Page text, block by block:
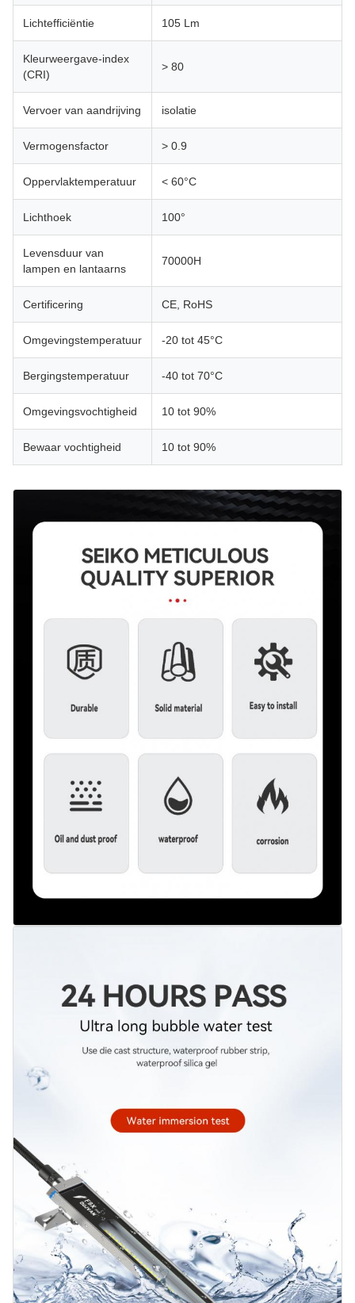
Lichtefficiëntie 105 Lm
Kleurweergave-index
(CRI)
> 80
Vervoer van aandrijving isolatie
Vermogensfactor > 0.9
Oppervlaktemperatuur < 60°C
Lichthoek 100°
Levensduur van
lampen en lantaarns
70000H
Certificering CE, RoHS
Omgevingstemperatuur -20 tot 45°C
Bergingstemperatuur -40 tot 70°C
Omgevingsvochtigheid 10 tot 90%
Bewaar vochtigheid 10 tot 90%